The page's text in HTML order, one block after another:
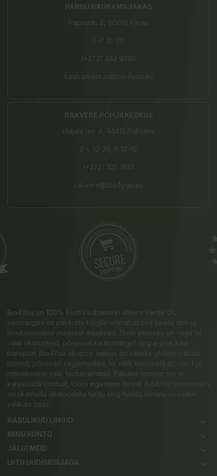
PÄRNU KAUBAMAJAKAS
Papiniidu 8, 80010 Pärnu
E-P 10-20
(+372) 442 9390
kaubamajakas@bio4you.eu
RAKVERE PÕHJAKESKUS
Haljala tee 4, 44415 Rakvere
E-L 10-20, P 10-19
(+372) 325 1833
rakvere@bio4you.eu
Bio4You on 100% Eesti kaubamärk! Albero Verde OÜ
eesmärgiks on pakkuda kõigile võimalust osa saada öko-ja
loodustoodete imelisest maailmast. Meie eeliseks on väga lai
valik ökotooteid, põnevad kaubamärgid ning e-poe kiire
transport. Bio4You ökopoe valikus on näiteks gluteenivabad
tooted, põnevad vegantooted, lai valik kosmeetikatooteid ja
mitmekesine valik toidulisandeid. Pakume tooteid mis ei
kahjustada loodust, loomi ega meie tervist. Bio4You missiooniks
on rikastada ökotoodete turgu ning harida inimesi tervislike
valikute osas.
KASULIKUD LINGID
keyboard_arrow_down
MINU KONTO keyboard_arrow_down
JÄLGI MEID keyboard_arrow_down
LIITU UUDISKIRJAGA keyboard_arrow_down